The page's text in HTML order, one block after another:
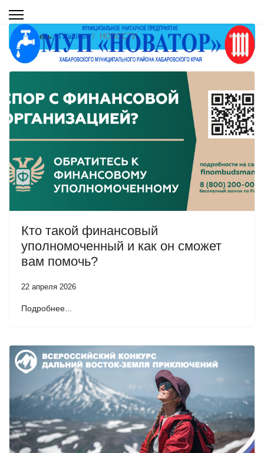
Вы здесь:Главная НОВОСТИ
Кто такой финансовый
уполномоченный и как он сможет
вам помочь?
22 апреля 2026
Подробнее...